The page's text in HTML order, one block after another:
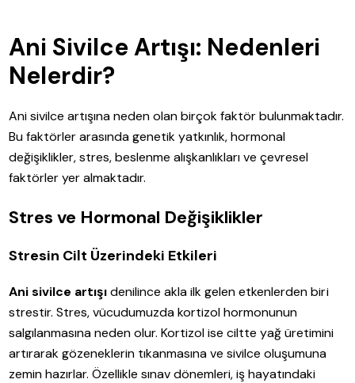
Ani Sivilce Artışı: Nedenleri
Nelerdir?
Ani sivilce artışına neden olan birçok faktör bulunmaktadır.
Bu faktörler arasında genetik yatkınlık, hormonal
değişiklikler, stres, beslenme alışkanlıkları ve çevresel
faktörler yer almaktadır.
Stres ve Hormonal Değişiklikler
Stresin Cilt Üzerindeki Etkileri
Ani sivilce artışıdenilince akla ilk gelen etkenlerden biri
strestir. Stres, vücudumuzda kortizol hormonunun
salgılanmasına neden olur. Kortizol ise ciltte yağ üretimini
artırarak gözeneklerin tıkanmasına ve sivilce oluşumuna
zemin hazırlar. Özellikle sınav dönemleri, iş hayatındaki